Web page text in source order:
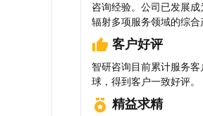
咨询经验。公司已发展
辐射多项服务领域的综合
客户好评
智研咨询目前累计服务
球，得到客户一致好评。
精益求精